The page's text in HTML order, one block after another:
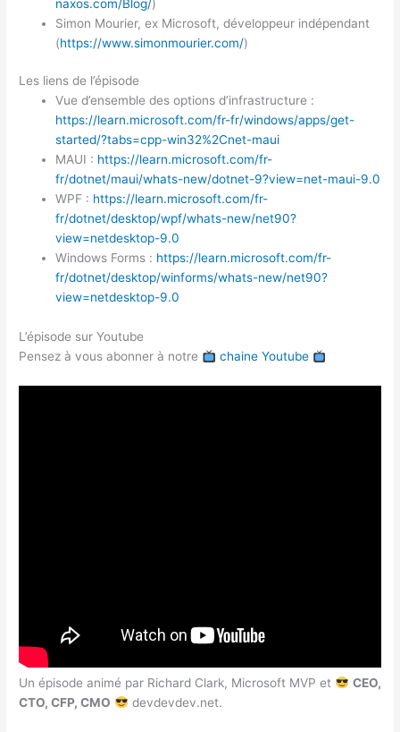
naxos.com/Blog/)
Simon Mourier, ex Microsoft, développeur indépendant
(https://www.simonmourier.com/)
Les liens de l’épisode
Vue d’ensemble des options d’infrastructure :
https://learn.microsoft.com/fr-fr/windows/apps/get-
started/?tabs=cpp-win32%2Cnet-maui
MAUI : https://learn.microsoft.com/fr-
fr/dotnet/maui/whats-new/dotnet-9?view=net-maui-9.0
WPF : https://learn.microsoft.com/fr-
fr/dotnet/desktop/wpf/whats-new/net90?
view=netdesktop-9.0
Windows Forms : https://learn.microsoft.com/fr-
fr/dotnet/desktop/winforms/whats-new/net90?
view=netdesktop-9.0
L’épisode sur Youtube
Pensez à vous abonner à notre
chaine Youtube
Un épisode animé par Richard Clark, Microsoft MVP et
CEO,
CTO, CFP, CMO
devdevdev.net.